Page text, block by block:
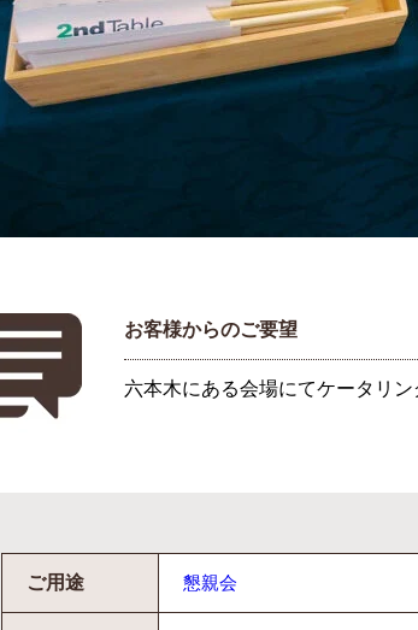
お客様からのご要望
六本木にある会場にてケータリン
ご用途 懇親会